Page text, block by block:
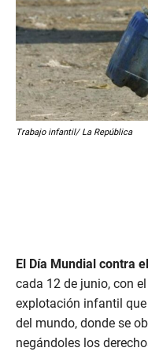
Trabajo infantil/ La República
El Día Mundial contra
cada 12 de junio, con
explotación infantil
del mundo, donde se
negándoles los